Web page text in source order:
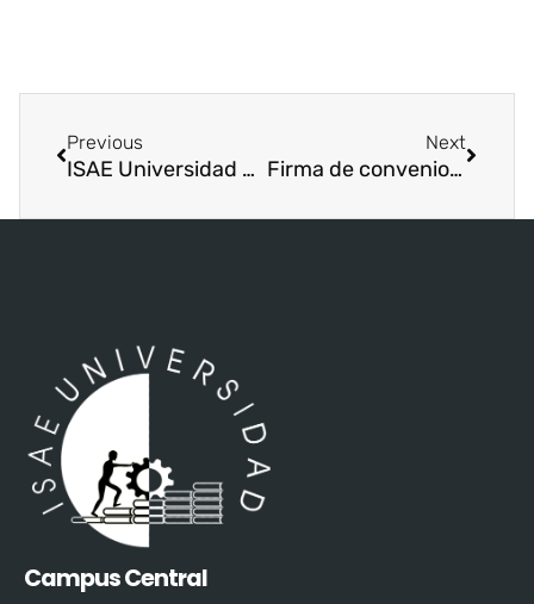
Previous
ISAE Universidad capacita a docentes del MEDUCA
Next
Firma de convenio ISAE Universidad y BERN Hotels & Resorts Panamá
Campus Central